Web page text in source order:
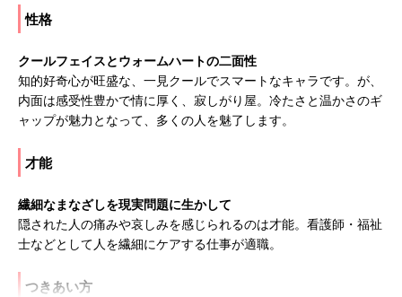
性格
クールフェイスとウォームハートの二面性
知的好奇心が旺盛な、一見クールでスマートなキャラです。が、
内面は感受性豊かで情に厚く、寂しがり屋。冷たさと温かさのギ
ャップが魅力となって、多くの人を魅了します。
才能
繊細なまなざしを現実問題に生かして
隠された人の痛みや哀しみを感じられるのは才能。看護師・福祉
士などとして人を繊細にケアする仕事が適職。
つきあい方